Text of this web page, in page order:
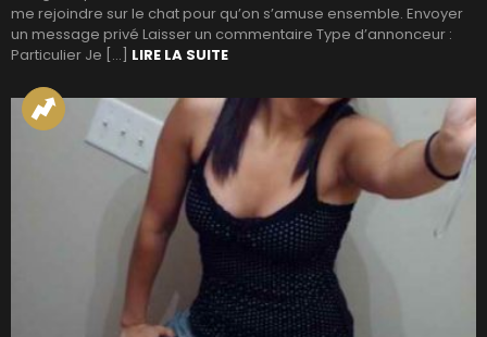
me rejoindre sur le chat pour qu’on s’amuse ensemble. Envoyer
un message privé Laisser un commentaire Type d’annonceur :
Particulier Je […] LIRE LA SUITE